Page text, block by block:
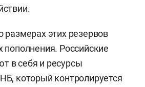
размерах этих резервов
пополнения. Российские
в себя и ресурсы
который контролируется